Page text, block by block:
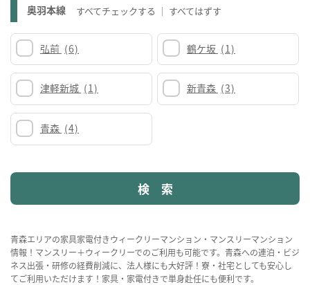
奥羽本線 すべてチェックする すべてはずす
弘前 (6) 鶴ケ坂 (1)
津軽新城 (1) 新青森 (3)
青森 (4)
青森エリアの家具家電付きウィークリーマンション・マンスリーマンション
情報！マンスリー＋ウィークリーでのご利用も可能です。青森への連泊・ビジ
ネス出張・研修の経費削減に、法人様にも大好評！寮・社宅としても安心し
てご利用いただけます！家具・家電付きで単身赴任にも便利です。